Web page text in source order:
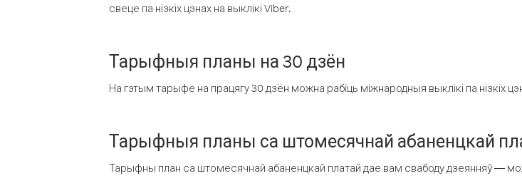
свеце па нізкіх цэнах на выклікі Viber.
Тарыфныя планы на 30 дзён
На гэтым тарыфе на працягу 30 дзён можна рабіць міжнародныя выклікі па нізкіх
Тарыфныя планы са штомесячнай абаненцкай
Тарыфны план са штомесячнай абаненцкай платай дае вам свабоду дзеянняў —